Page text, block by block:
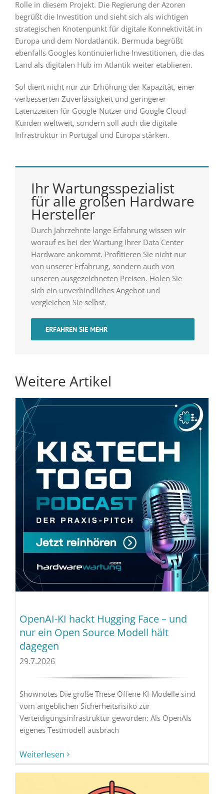
Rolle in diesem Projekt. Die Regierung der Azoren
begrüßt die Investition und sieht sich als wichtigen
strategischen Knotenpunkt für digitale Konnektivität in
Europa und dem Nordatlantik. Bermuda begrüßt
ebenfalls Googles kontinuierliche Investitionen, die das
Land als digitalen Hub im Atlantik weiter etablieren.
Sol dient nicht nur zur Erhöhung der Kapazität, einer
verbesserten Zuverlässigkeit und geringerer
Latenzzeiten für Google-Nutzer und Google Cloud-
Kunden weltweit, sondern soll auch die digitale
Infrastruktur in Portugal und Europa stärken.
Ihr Wartungsspezialist
für alle großen Hardware
Hersteller
Durch Jahrzehnte lange Erfahrung wissen wir
worauf es bei der Wartung Ihrer Data Center
Hardware ankommt. Profitieren Sie nicht nur
von unserer Erfahrung, sondern auch von
unseren ausgezeichneten Preisen. Holen Sie
sich ein unverbindliches Angebot und
vergleichen Sie selbst.
ERFAHREN SIE MEHR
Weitere Artikel
OpenAI-KI hackt Hugging Face – und
nur ein Open Source Modell hält
dagegen
29.7.2026
Shownotes Die große These Offene KI-Modelle sind
vom angeblichen Sicherheitsrisiko zur
Verteidigungsinfrastruktur geworden: Als OpenAIs
eigenes Testmodell ausbrach
Weiterlesen